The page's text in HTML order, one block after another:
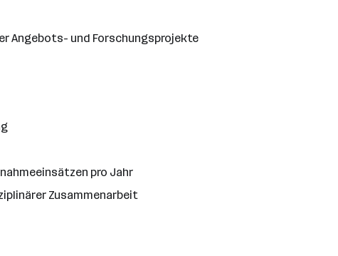
Angebots- und Forschungsprojekte
pro Jahr
Zusammenarbeit